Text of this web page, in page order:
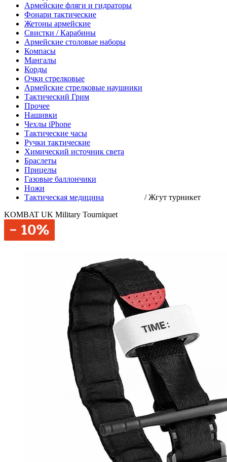
Армейские фляги и гидраторы
Фонари тактические
Жетоны армейские
Свистки / Карабины
Армейские столовые наборы
Компасы
Мангалы
Корды
Очки стрелковые
Армейские стрелковые наушники
Тактический Грим
Прочее
Нашивки
Чехлы iPhone
Тактические часы
Ручки тактические
Химический источник света
Браслеты
Прицелы
Газовые баллончики
Ножи
Тактическая медицина
/Жгут турникет
KOMBAT UK Military Tourniquet